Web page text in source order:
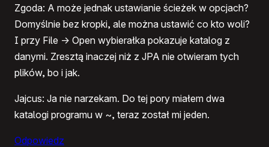
Zgoda: A może jednak ustawianie ścieżek w opcjach?
Domyślnie bez kropki, ale można ustawić co kto woli?
I przy File -> Open wybierałka pokazuje katalog z
danymi. Zresztą inaczej niż z JPA nie otwieram tych
plików, bo i jak.
Jajcus: Ja nie narzekam. Do tej pory miałem dwa
katalogi programu w ~, teraz został mi jeden.
Odpowiedz